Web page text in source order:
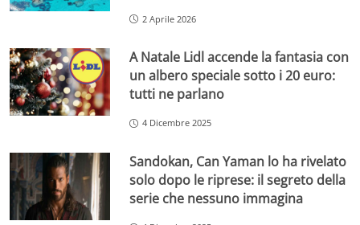
2 Aprile 2026
A Natale Lidl accende la fantasia con
un albero speciale sotto i 20 euro:
tutti ne parlano
4 Dicembre 2025
Sandokan, Can Yaman lo ha rivelato
solo dopo le riprese: il segreto della
serie che nessuno immagina